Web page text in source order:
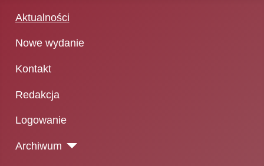
Aktualności
Nowe wydanie
Kontakt
Redakcja
Logowanie
Archiwum